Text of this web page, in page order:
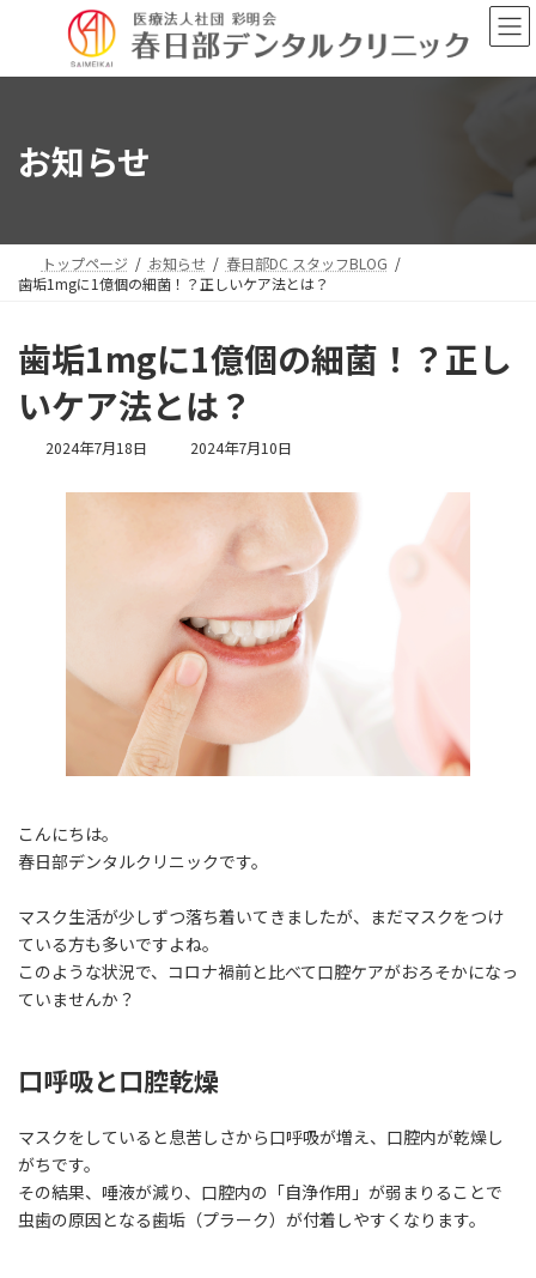
ン
ー
お知らせ
トップページ お知らせ
春日部DC スタッフBLOG
歯垢1mgに1億個の細菌！？正しいケア法とは？
歯垢1mgに1億個の細菌！？正し
いケア法とは？
2024年7月18日
最
更
2024年7月10日
こんにちは。
春日部デンタルクリニックです。
マスク生活が少しずつ落ち着いてきましたが、まだマスクをつけ
ている方も多いですよね。
このような状況で、コロナ禍前と比べて口腔ケアがおろそかになっ
ていませんか？
口呼吸と口腔乾燥
マスクをしていると息苦しさから口呼吸が増え、口腔内が乾燥し
がちです。
その結果、唾液が減り、口腔内の「自浄作用」が弱まりることで
虫歯の原因となる歯垢（プラーク）が付着しやすくなります。